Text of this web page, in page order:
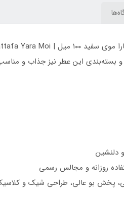
بسته‌بندی این عطر نیز جذاب و
دلنشین
روزانه و مجالس رسمی
پخش بو عالی، طراحی شیک و